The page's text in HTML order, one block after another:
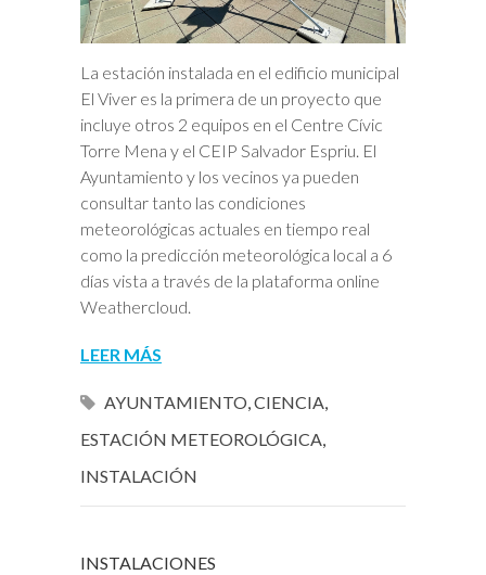
La estación instalada en el edificio municipal
El Viver es la primera de un proyecto que
incluye otros 2 equipos en el Centre Cívic
Torre Mena y el CEIP Salvador Espriu. El
Ayuntamiento y los vecinos ya pueden
consultar tanto las condiciones
meteorológicas actuales en tiempo real
como la predicción meteorológica local a 6
días vista a través de la plataforma online
Weathercloud.
LEER MÁS
AYUNTAMIENTO,CIENCIA,
ESTACIÓN METEOROLÓGICA,
INSTALACIÓN
INSTALACIONES